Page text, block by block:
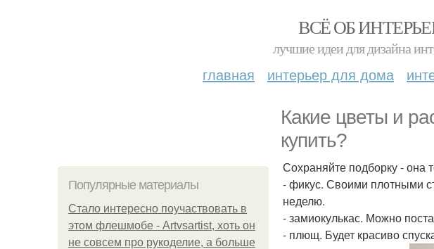
ВСЁ ОБ
лучшие идеи для дизайна
главная интерьер для дома
Какие цветы и
купить?
Популярные материалы
Стало интересно поучаствовать в
этом флешмобе - Artvsartist, хоть он
не совсем про рукоделие, а больше
Сохраняйте подборку - она
- фикус. Своими плотными
неделю.
- замиокулькас. Можно
- плющ. Будет красиво